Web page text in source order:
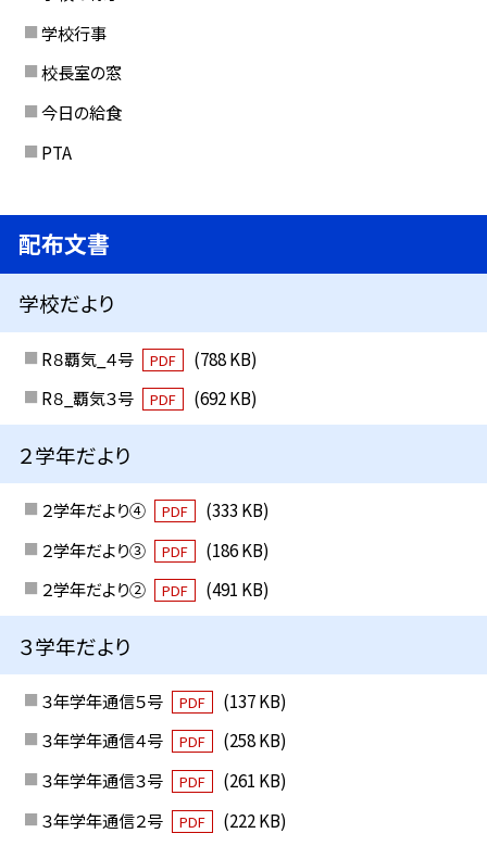
学校行事
校長室の窓
今日の給食
PTA
配布文書
学校だより
R８覇気_４号 PDF
(788 KB)
R８_覇気３号
PDF (692 KB)
２学年だより
２学年だより④ PDF
(333 KB)
２学年だより③
PDF
(186 KB)
２学年だより②
PDF (491 KB)
３学年だより
３年学年通信５号 PDF
(137 KB)
３年学年通信４号
PDF
(258 KB)
３年学年通信３号
PDF
(261 KB)
３年学年通信２号
PDF
(222 KB)